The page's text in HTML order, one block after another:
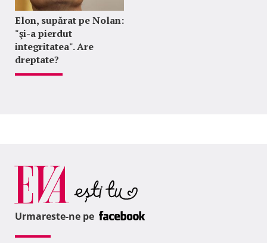
Elon, supărat pe Nolan:
"şi-a pierdut
integritatea". Are
dreptate?
Urmareste-ne pe